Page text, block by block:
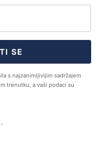
SE
s najzanimljivijim sadržajem
trenutku, a vaši podaci su
-